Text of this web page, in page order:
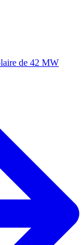
de 42 MW